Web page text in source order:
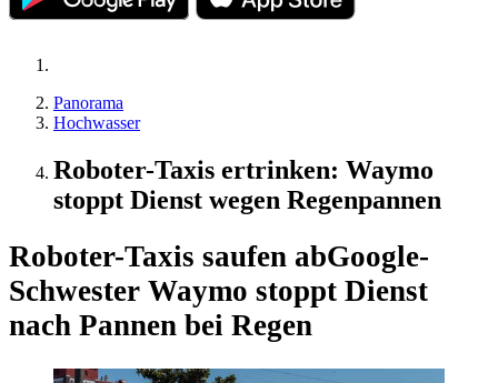
Panorama
Hochwasser
Roboter-Taxis ertrinken: Waymo
stoppt Dienst wegen Regenpannen
Roboter-Taxis saufen abGoogle-
Schwester Waymo stoppt Dienst
nach Pannen bei Regen